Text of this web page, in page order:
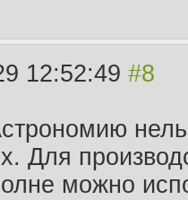
12:52:49
Для
можно